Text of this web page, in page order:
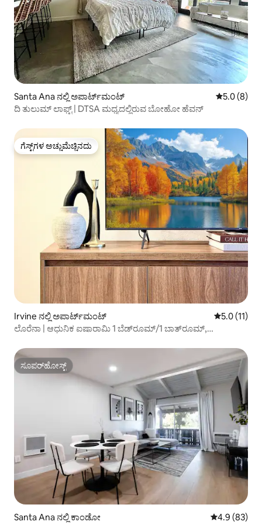
Santa Ana ನಲ್ಲಿ ಅಪಾರ್ಟ್‌ಮಂಟ್ 5 ರಲ್ಲಿ 5.0
5.0 (8)
ದಿ ತುಲುಮ್ ಲಾಫ್ಟ್ | DTSA ಮಧ್ಯದಲ್ಲಿರುವ ಬೋಹೋ ಹೆವನ್
ಗೆಸ್ಟ್‌ಗಳ ಅಚ್ಚುಮೆಚ್ಚಿನದು
ಗೆಸ್ಟ್‌ಗಳ ಅಚ್ಚುಮೆಚ್ಚಿನದು
Irvine ನಲ್ಲಿ ಅಪಾರ್ಟ್‌ಮಂಟ್ 5 ರಲ್ಲಿ 5.0
5.0 (11)
ಲೊರೆನಾ | ಆಧುನಿಕ ಐಷಾರಾಮಿ 1 ಬೆಡ್‌ರೂಮ್/1 ಬಾತ್‌ರೂಮ್,
ಸೂಪರ್‌ಹೋಸ್ಟ್
ಸೂಪರ್‌ಹೋಸ್ಟ್
Santa Ana ನಲ್ಲಿ ಕಾಂಡೋ 5 ರಲ್ಲಿ 4.9
4.9 (83)